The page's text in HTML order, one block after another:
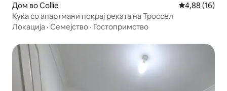
Дом во Collie Просечна
4,88 (16)
Куќа со апартмани покрај реката на Троссел
Локација · Семејство · Гостопримство